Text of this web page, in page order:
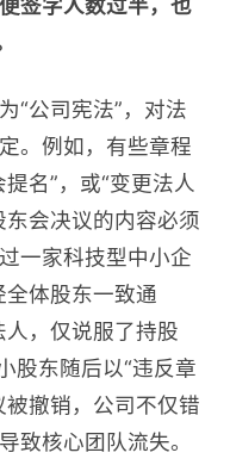
签字人数过半，也
“公司宪法”，对法
。例如，有些章程
名”，或“变更法人
会决议的内容必须
一家科技型中小企
全体股东一致通
人，仅说服了持股
股东随后以“违反章
撤销，公司不仅错
致核心团队流失。